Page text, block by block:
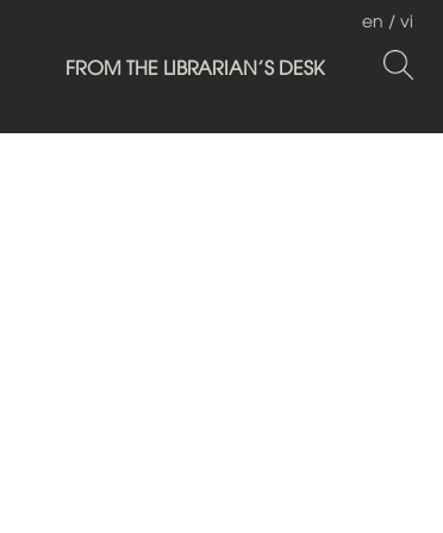
FROM THE LIBRARIAN'S DESK
en / vi